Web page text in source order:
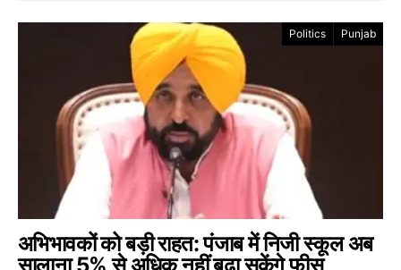
Politics Punjab
अभिभावकों को बड़ी राहत: पंजाब में निजी स्कूल अब
सालाना 5% से अधिक नहीं बढ़ा सकेंगे फीस